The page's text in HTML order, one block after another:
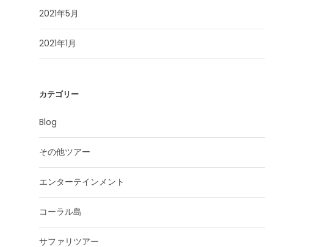
2021年5月
2021年1月
カテゴリー
Blog
その他ツアー
エンターテインメント
コーラル島
サファリツアー